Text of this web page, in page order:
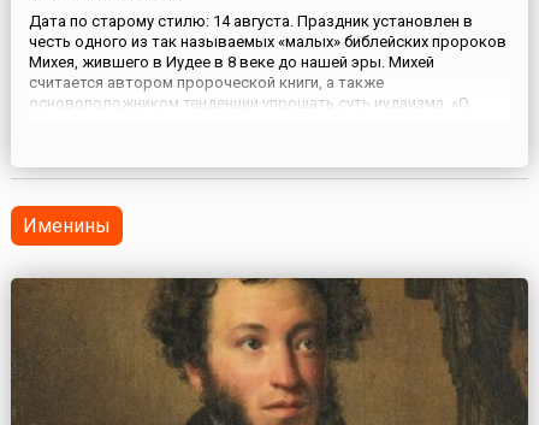
Дата по старому стилю: 14 августа. Праздник установлен в
честь одного из так называемых «малых» библейских пророков
Михея, жившего в Иудее в 8 веке до нашей эры. Михей
считается автором пророческой книги, а также
основоположником тенденции упрощать суть иудаизма. «О
смиренному ходить ...
Именины